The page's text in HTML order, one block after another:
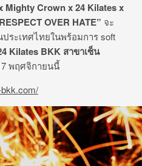
Mighty Crown x 24 Kilates x
OVER HATE” จะ
ระเทศไทยในพร้อมการ soft
Kilates BKK สาขาเซ็น
พฤศจิกายนนี้